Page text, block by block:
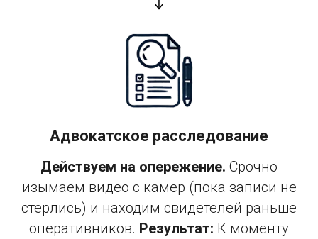
Адвокатское расследование
Действуем на опережение. Срочно
изымаем видео с камер (пока записи не
стерлись) и находим свидетелей раньше
оперативников. Результат: К моменту